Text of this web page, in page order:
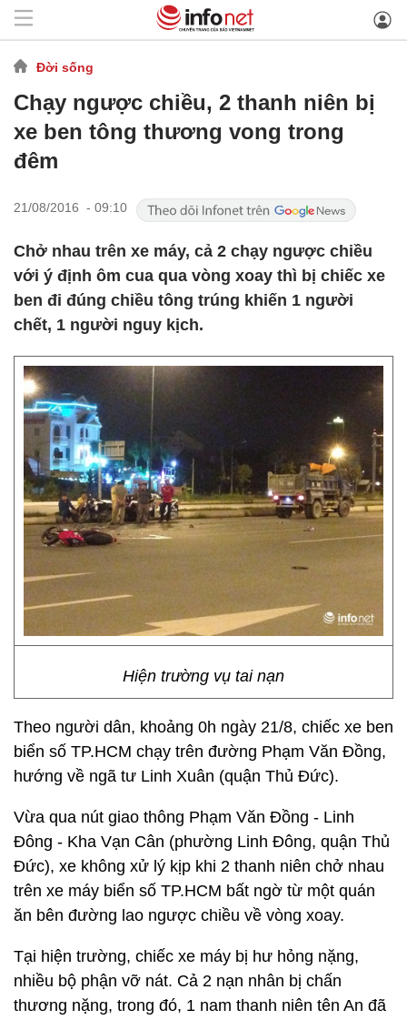
Đời sống
Chạy ngược chiều, 2 thanh niên bị
xe ben tông thương vong trong
đêm
21/08/2016 - 09:10
Chở nhau trên xe máy, cả 2 chạy ngược chiều
với ý định ôm cua qua vòng xoay thì bị chiếc xe
ben đi đúng chiều tông trúng khiến 1 người
chết, 1 người nguy kịch.
Hiện trường vụ tai nạn
Theo người dân, khoảng 0h ngày 21/8, chiếc xe ben
biển số TP.HCM chạy trên đường Phạm Văn Đồng,
hướng về ngã tư Linh Xuân (quận Thủ Đức).
Vừa qua nút giao thông Phạm Văn Đồng - Linh
Đông - Kha Vạn Cân (phường Linh Đông, quận Thủ
Đức), xe không xử lý kịp khi 2 thanh niên chở nhau
trên xe máy biển số TP.HCM bất ngờ từ một quán
ăn bên đường lao ngược chiều về vòng xoay.
Tại hiện trường, chiếc xe máy bị hư hỏng nặng,
nhiều bộ phận vỡ nát. Cả 2 nạn nhân bị chấn
thương nặng, trong đó, 1 nam thanh niên tên An đã